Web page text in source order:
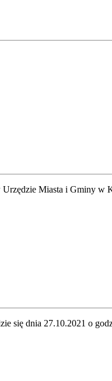
Miasta i Gminy w
się dnia 27.10.2021 o